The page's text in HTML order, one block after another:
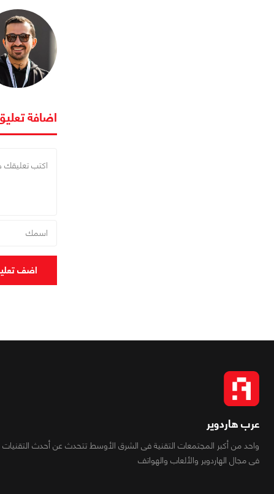
اضافة
اضف
عرب هاردوير
واحد من أكبر المجتمعات التقنية فى الشرق الأوسط تتحدث عن أحدث التقنيات
فى مجال الهاردوير والألعاب والهواتف